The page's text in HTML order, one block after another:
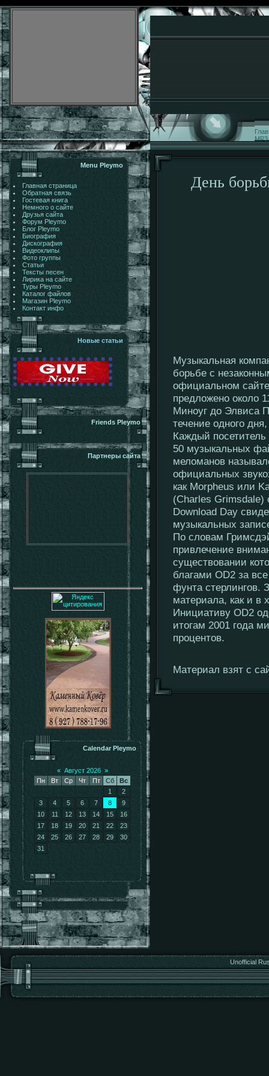
MP3
Menu Pleymo
Главная страница
Обратная связь
Гостевая книга
Немного о сайте
Друзья сайта
Форум Pleymo
Блог Pleymo
Биография
Дискография
Видеоклипы
Фото группы
Статьи
Тексты песен
Лирика на сайте
Туры Pleymo
Каталог файлов
Магазин Pleymo
Контакт инфо
Новые статьи
Friends Pleymo
Партнеры сайта
Calendar Pleymo
« Август 2026 »
Пн
Вт Ср Чт Пт Сб
Вс
1
2
3
4 5 6 7 8
9
10
11 12 13 14 15
16
17
18 19 20 21 22
23
24
25 26 27 28 29
30
31
День
Музыкальная
борьбе с
официальном
предложено около
Миноуг до Элвиса
течение одного
Каждый посетитель
50 музыкальных
меломанов
официальных
как Morpheus или
(Charles Grimsdale)
Download Day
музыкальных
По словам
привлечение
существовании
благами OD2 за
фунта стерлингов.
материала, как и в
Инициативу OD2
итогам 2001 года
процентов.
Материал взят с
Unofficial